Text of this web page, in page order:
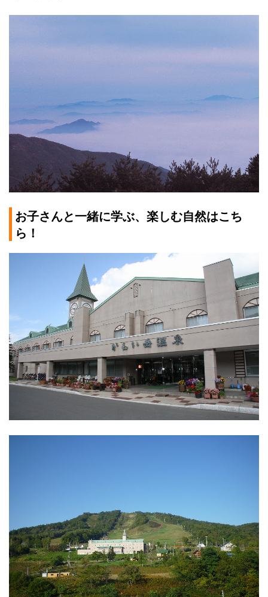
お子さんと一緒に学ぶ、楽しむ自然はこち
ら！